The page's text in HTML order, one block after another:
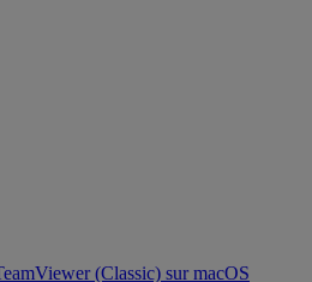
(Classic) sur macOS